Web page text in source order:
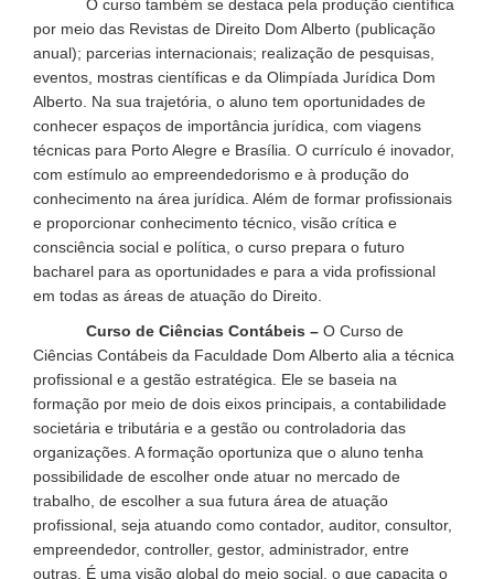
O curso também se destaca pela produção científica
por meio das Revistas de Direito Dom Alberto (publicação
anual); parcerias internacionais; realização de pesquisas,
eventos, mostras científicas e da Olimpíada Jurídica Dom
Alberto. Na sua trajetória, o aluno tem oportunidades de
conhecer espaços de importância jurídica, com viagens
técnicas para Porto Alegre e Brasília. O currículo é inovador,
com estímulo ao empreendedorismo e à produção do
conhecimento na área jurídica. Além de formar profissionais
e proporcionar conhecimento técnico, visão crítica e
consciência social e política, o curso prepara o futuro
bacharel para as oportunidades e para a vida profissional
em todas as áreas de atuação do Direito.
Curso de Ciências Contábeis – O Curso de
Ciências Contábeis da Faculdade Dom Alberto alia a técnica
profissional e a gestão estratégica. Ele se baseia na
formação por meio de dois eixos principais, a contabilidade
societária e tributária e a gestão ou controladoria das
organizações. A formação oportuniza que o aluno tenha
possibilidade de escolher onde atuar no mercado de
trabalho, de escolher a sua futura área de atuação
profissional, seja atuando como contador, auditor, consultor,
empreendedor, controller, gestor, administrador, entre
outras. É uma visão global do meio social, o que capacita o